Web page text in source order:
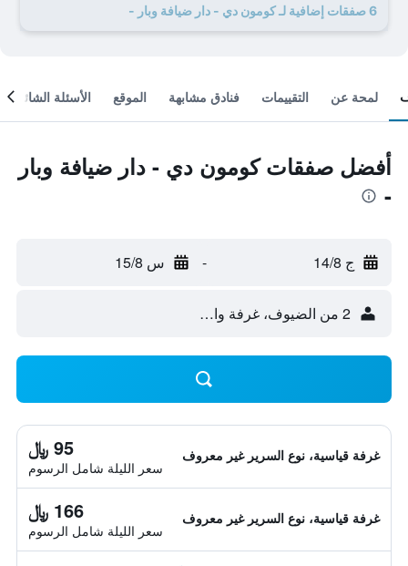
6 صفقات إضافية لـ كومون دي - دار ضيافة وبار -
لمحة عن التقييمات فنادق مشابهة الموقع الأسئلة الشائعة
أفضل صفقات كومون دي - دار ضيافة وبار
-
ج 14/8 - س 15/8
2 من الضيوف، غرفة واحدة
غرفة قياسية، نوع السرير غير معروف 95 ﷼
سعر الليلة شامل الرسوم
غرفة قياسية، نوع السرير غير معروف 166 ﷼
سعر الليلة شامل الرسوم